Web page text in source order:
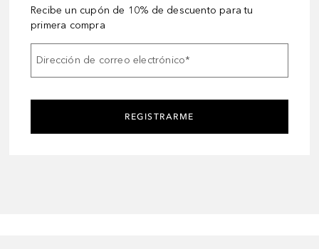
Recibe un cupón de 10% de descuento para tu
primera compra
Dirección de correo electrónico*
REGISTRARME